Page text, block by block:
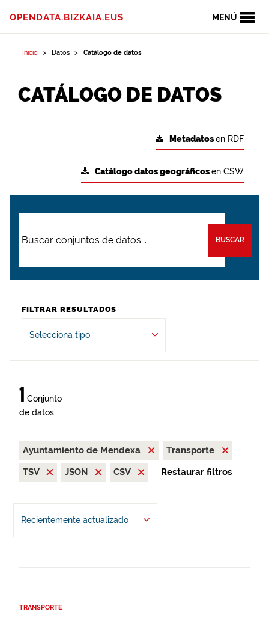
MENÚ
OPENDATA.BIZKAIA.EUS
Inicio Datos Catálogo de datos
CATÁLOGO DE DATOS
Metadatosen RDF
Catálogo datos geográficosen CSW
BUSCAR
FILTRAR RESULTADOS
Selecciona tipo
1 Conjunto
de datos
Ayuntamiento de Mendexa
Transporte
TSV
JSON CSV Restaurar filtros
Recientemente actualizado
TRANSPORTE